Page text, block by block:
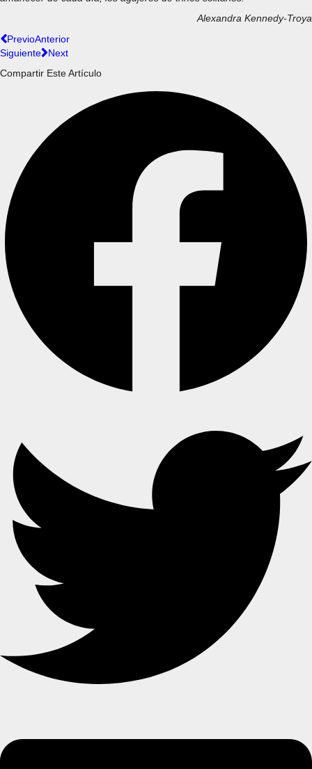
Alexandra Kennedy-Troya
PrevioAnterior
Siguiente
Next
Compartir Este Artículo